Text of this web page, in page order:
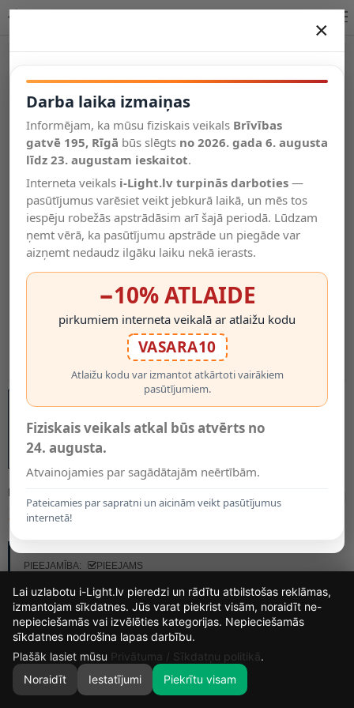
Salīdzināt
Vēlmju
saraksts
Valodas
0
MODELIS:
1.95€
PIEEJAMĪBA:
PIEEJAMS
×
Darba laika izmaiņas
Informējam, ka mūsu fiziskais veikals Brīvības
gatvē 195, Rīgā būs slēgts no 2026. gada 6. augusta
līdz 23. augustam ieskaitot.
Interneta veikals i-Light.lv turpinās darboties —
pasūtījumus varēsiet veikt jebkurā laikā, un mēs tos
iespēju robežās apstrādāsim arī šajā periodā. Lūdzam
ņemt vērā, ka pasūtījumu apstrāde un piegāde var
aizņemt nedaudz ilgāku laiku nekā ierasts.
−10% ATLAIDE
pirkumiem interneta veikalā ar atlaižu kodu
VASARA10
Atlaižu kodu var izmantot atkārtoti vairākiem
pasūtījumiem.
Fiziskais veikals atkal būs atvērts no
24. augusta.
Atvainojamies par sagādātajām neērtībām.
Pateicamies par sapratni un aicinām veikt pasūtījumus
internetā!
15
DIENAS
9
STUNDAS
46
MIN.
19
Lai uzlabotu i-Light.lv pieredzi un rādītu atbilstošas reklāmas,
izmantojam sīkdatnes. Jūs varat piekrist visām, noraidīt ne-
nepieciešamās vai izvēlēties kategorijas. Nepieciešamās
sīkdatnes nodrošina lapas darbību.
Plašāk lasiet mūsu Privātuma / Sīkdatņu politikā.
Noraidīt
Iestatījumi Piekrītu visam